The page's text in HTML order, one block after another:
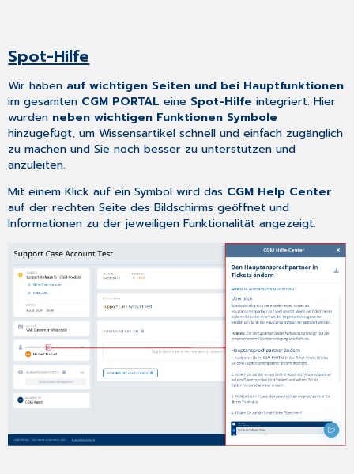
Spot-Hilfe
Wir haben auf wichtigen Seiten und bei Hauptfunktionen
im gesamten CGM PORTAL eine Spot-Hilfe integriert. Hier
wurden neben wichtigen Funktionen Symbole
hinzugefügt, um Wissensartikel schnell und einfach zugänglich
zu machen und Sie noch besser zu unterstützen und
anzuleiten.
Mit einem Klick auf ein Symbol wird das CGM Help Center
auf der rechten Seite des Bildschirms geöffnet und
Informationen zu der jeweiligen Funktionalität angezeigt.